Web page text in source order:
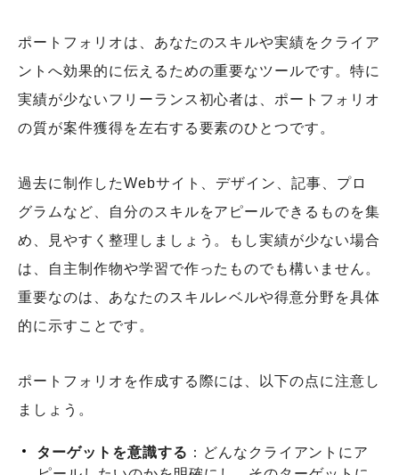
ポートフォリオは、あなたのスキルや実績をクライア
ントへ効果的に伝えるための重要なツールです。特に
実績が少ないフリーランス初心者は、ポートフォリオ
の質が案件獲得を左右する要素のひとつです。
過去に制作したWebサイト、デザイン、記事、プロ
グラムなど、自分のスキルをアピールできるものを集
め、見やすく整理しましょう。もし実績が少ない場合
は、自主制作物や学習で作ったものでも構いません。
重要なのは、あなたのスキルレベルや得意分野を具体
的に示すことです。
ポートフォリオを作成する際には、以下の点に注意し
ましょう。
ターゲットを意識する ：どんなクライアントにア